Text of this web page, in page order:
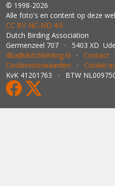
© 1998-2026
Alle foto's en content op deze
CC BY‑NC‑ND 4.0
Dutch Birding Association
Germenzeel 707 · 5403 XD
dba@dutchbirding.nl · Contact
Cookievoorwaarden · Cookie-
KvK 41201763 · BTW